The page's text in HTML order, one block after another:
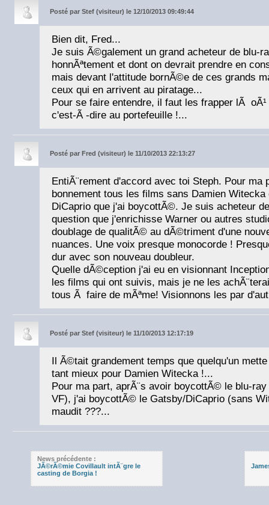
Posté par Stef (visiteur) le 12/10/2013 09:49:44
Bien dit, Fred...
Je suis Ã©galement un grand acheteur de blu-
honnÃªtement et dont on devrait prendre en
mais devant l'attitude bornÃ©e de ces grands
ceux qui en arrivent au piratage...
Pour se faire entendre, il faut les frapper lÃ
c'est-Ã -dire au portefeuille !...
Posté par Fred (visiteur) le 11/10/2013 22:13:27
EntiÃ¨rement d'accord avec toi Steph. Pour ma
bonnement tous les films sans Damien Witecka
DiCaprio que j'ai boycottÃ©. Je suis acheteur
question que j'enrichisse Warner ou autres
doublage de qualitÃ© au dÃ©triment d'une
nuances. Une voix presque monocorde !
dur avec son nouveau doubleur.
Quelle dÃ©ception j'ai eu en visionnant
les films qui ont suivis, mais je ne les
tous Ã faire de mÃªme! Visionnons les par
Posté par Stef (visiteur) le 11/10/2013 12:17:19
Il Ã©tait grandement temps que quelqu'un
tant mieux pour Damien Witecka !...
Pour ma part, aprÃ¨s avoir boycottÃ© le blu-
VF), j'ai boycottÃ© le Gatsby/DiCaprio (sans
maudit ???...
News précédente :
JÃ©rÃ©mie Covillault intÃ¨gre le
casting de Borgia !